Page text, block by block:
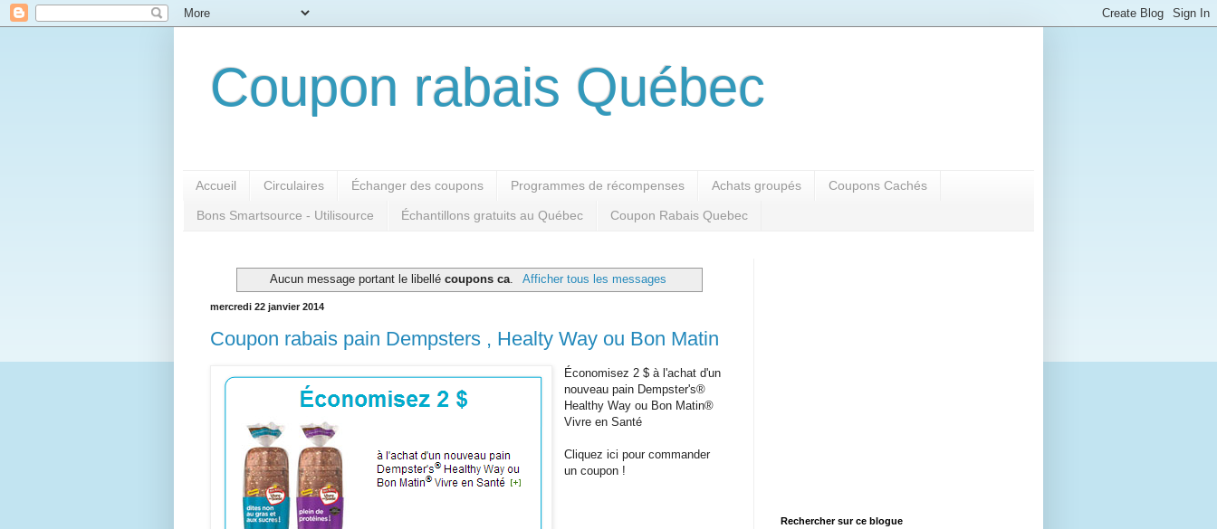
Coupon rabais Québec
Accueil Circulaires Échanger des coupons Programmes de récompenses Achats groupés Coupons Cachés
Bons Smartsource - Utilisource Échantillons gratuits au Québec Coupon Rabais Quebec
Aucun message portant le libellécoupons ca Afficher tous les messages
mercredi 22 janvier 2014
Coupon rabais pain Dempsters , Healty Way ou Bon Matin
Économisez 2 $ à l'achat d'un
nouveau pain Dempster's®
Healthy Way ou Bon Matin®
Vivre en Santé
Cliquez ici pour commander
un coupon !
Rechercher sur ce blogue